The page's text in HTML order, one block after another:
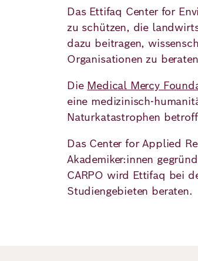
Das Ettifaq Center for
zu schützen, die
dazu beitragen,
Organisationen zu
Die Medical Mercy
eine medizinisch-
Naturkatastrophen
Das Center for Applied
Akademiker:innen
CARPO wird Ettifaq bei
Studiengebieten beraten.